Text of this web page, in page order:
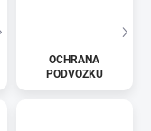
OCHRANA
PODVOZKU